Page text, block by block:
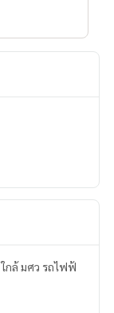
กล้ มศว รถไฟฟ้